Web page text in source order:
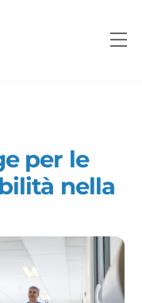
per le
nella